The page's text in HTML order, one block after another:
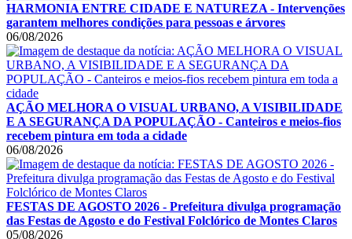
HARMONIA ENTRE CIDADE E NATUREZA - Intervenções
garantem melhores condições para pessoas e árvores
06/08/2026
AÇÃO MELHORA O VISUAL URBANO, A VISIBILIDADE
E A SEGURANÇA DA POPULAÇÃO - Canteiros e meios-fios
recebem pintura em toda a cidade
06/08/2026
FESTAS DE AGOSTO 2026 - Prefeitura divulga programação
das Festas de Agosto e do Festival Folclórico de Montes Claros
05/08/2026